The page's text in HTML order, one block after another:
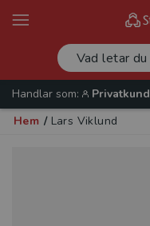
Handlar som:
Privatkund
Hem / Lars Viklund